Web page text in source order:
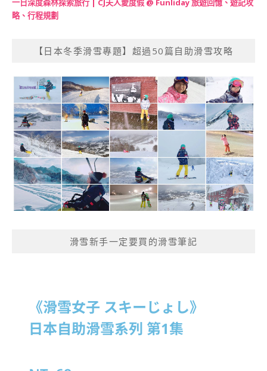
一日深度森林探索旅行 | CJ夫人愛度假 @ Funliday 旅遊回憶、遊記攻
略、行程規劃
【日本冬季滑雪專題】超過50篇自助滑雪攻略
滑雪新手一定要買的滑雪筆記